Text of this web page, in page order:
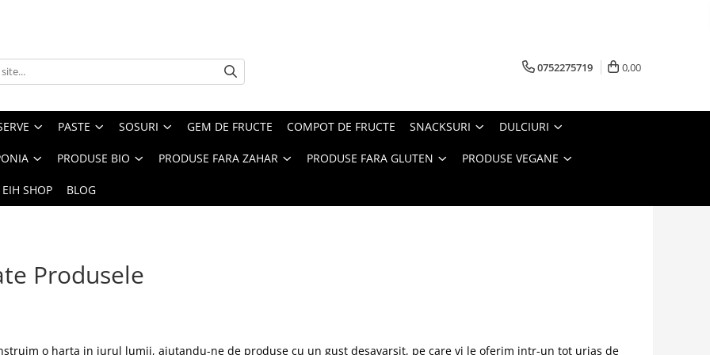
0752275719 0,00
PASTE SOSURI GEM DE FRUCTE COMPOT DE FRUCTE SNACKSURI DULCIURI
PRODUSE BIO PRODUSE FARA ZAHAR PRODUSE FARA GLUTEN PRODUSE VEGANE
SHOP BLOG
Produsele
o harta in jurul lumii, ajutandu-ne de produse cu un gust desavarsit, pe care vi le oferim intr-un tot urias de